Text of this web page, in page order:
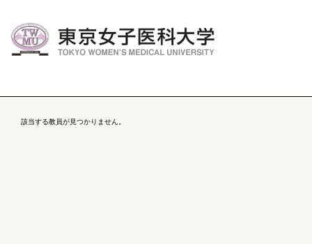
該当する教員が見つかりません。